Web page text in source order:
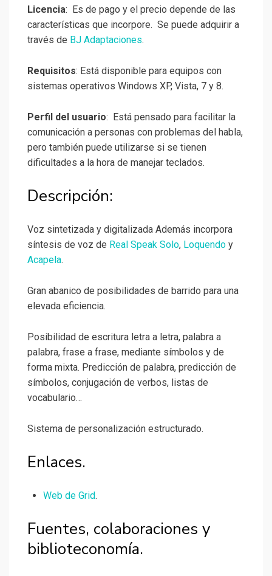
Licencia: Es de pago y el precio depende de las
características que incorpore. Se puede adquirir a
través de BJ Adaptaciones.
Requisitos: Está disponible para equipos con
sistemas operativos Windows XP, Vista, 7 y 8.
Perfil del usuario: Está pensado para facilitar la
comunicación a personas con problemas del habla,
pero también puede utilizarse si se tienen
dificultades a la hora de manejar teclados.
Descripción:
Voz sintetizada y digitalizada Además incorpora
síntesis de voz de Real Speak Solo, Loquendo y
Acapela.
Gran abanico de posibilidades de barrido para una
elevada eficiencia.
Posibilidad de escritura letra a letra, palabra a
palabra, frase a frase, mediante símbolos y de
forma mixta. Predicción de palabra, predicción de
símbolos, conjugación de verbos, listas de
vocabulario…
Sistema de personalización estructurado.
Enlaces.
Web de Grid.
Fuentes, colaboraciones y
biblioteconomía.